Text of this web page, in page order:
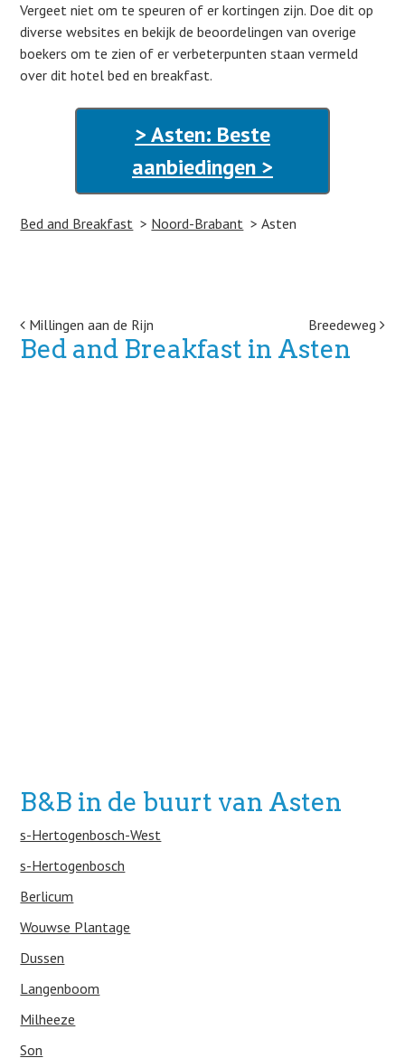
Vergeet niet om te speuren of er kortingen zijn. Doe dit op
diverse websites en bekijk de beoordelingen van overige
boekers om te zien of er verbeterpunten staan vermeld
over dit hotel bed en breakfast.
> Asten: Beste
aanbiedingen >
Bed and Breakfast Noord-Brabant Asten
Post navigation
Millingen aan de Rijn Breedeweg
Bed and Breakfast in Asten
B&B in de buurt van Asten
s-Hertogenbosch-West
s-Hertogenbosch
Berlicum
Wouwse Plantage
Dussen
Langenboom
Milheeze
Son